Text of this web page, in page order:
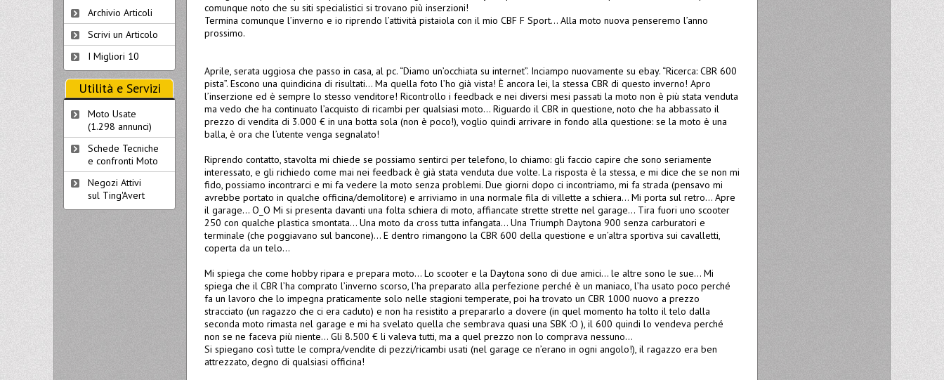
comunque noto che su siti specialistici si trovano più inserzioni!
Termina comunque l’inverno e io riprendo l’attività pistaiola con il mio CBF F Sport… Alla moto nuova penseremo l’anno
prossimo.
Aprile, serata uggiosa che passo in casa, al pc. “Diamo un’occhiata su internet”. Inciampo nuovamente su ebay. “Ricerca: CBR 600
pista”. Escono una quindicina di risultati… Ma quella foto l’ho già vista! È ancora lei, la stessa CBR di questo inverno! Apro
l’inserzione ed è sempre lo stesso venditore! Ricontrollo i feedback e nei diversi mesi passati la moto non è più stata venduta
ma vedo che ha continuato l’acquisto di ricambi per qualsiasi moto… Riguardo il CBR in questione, noto che ha abbassato il
prezzo di vendita di 3.000 € in una botta sola (non è poco!), voglio quindi arrivare in fondo alla questione: se la moto è una
balla, è ora che l’utente venga segnalato!
Riprendo contatto, stavolta mi chiede se possiamo sentirci per telefono, lo chiamo: gli faccio capire che sono seriamente
interessato, e gli richiedo come mai nei feedback è già stata venduta due volte. La risposta è la stessa, e mi dice che se non mi
fido, possiamo incontrarci e mi fa vedere la moto senza problemi. Due giorni dopo ci incontriamo, mi fa strada (pensavo mi
avrebbe portato in qualche officina/demolitore) e arriviamo in una normale fila di villette a schiera… Mi porta sul retro… Apre
il garage… O_O Mi si presenta davanti una folta schiera di moto, affiancate strette strette nel garage… Tira fuori uno scooter
250 con qualche plastica smontata… Una moto da cross tutta infangata… Una Triumph Daytona 900 senza carburatori e
terminale (che poggiavano sul bancone)… E dentro rimangono la CBR 600 della questione e un’altra sportiva sui cavalletti,
coperta da un telo…
Mi spiega che come hobby ripara e prepara moto… Lo scooter e la Daytona sono di due amici… le altre sono le sue… Mi
spiega che il CBR l’ha comprato l’inverno scorso, l’ha preparato alla perfezione perché è un maniaco, l’ha usato poco perché
fa un lavoro che lo impegna praticamente solo nelle stagioni temperate, poi ha trovato un CBR 1000 nuovo a prezzo
stracciato (un ragazzo che ci era caduto) e non ha resistito a prepararlo a dovere (in quel momento ha tolto il telo dalla
seconda moto rimasta nel garage e mi ha svelato quella che sembrava quasi una SBK :O ), il 600 quindi lo vendeva perché
non se ne faceva più niente… Gli 8.500 € li valeva tutti, ma a quel prezzo non lo comprava nessuno…
Si spiegano così tutte le compra/vendite di pezzi/ricambi usati (nel garage ce n’erano in ogni angolo!), il ragazzo era ben
attrezzato, degno di qualsiasi officina!
Archivio Articoli
Scrivi un Articolo
I Migliori 10
Utilità e Servizi
Moto Usate
(1.298 annunci)
Schede Tecniche
e confronti Moto
Negozi Attivi
sul Ting'Avert